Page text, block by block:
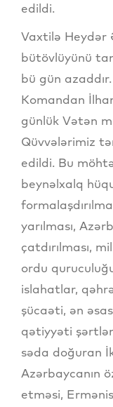
edildi.
Vaxtilə Heydər
bütövlüyünü
bü gün
Komandan
günlük Vətən
Qüvvələrimiz
edildi. Bu
beynəlxalq
yarılması,
çatdırılması,
ordu
islahatlar,
şücaəti, ən
qətiyyəti
səda doğuran
Azərbaycanın
etməsi,